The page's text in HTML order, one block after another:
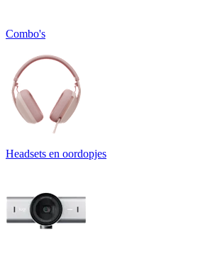
Combo's
Headsets en oordopjes